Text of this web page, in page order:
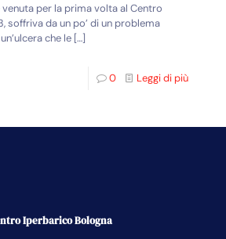
venuta per la prima volta al Centro
soffriva da un po’ di un problema
che le […]
0 Leggi di più
Iperbarico Bologna